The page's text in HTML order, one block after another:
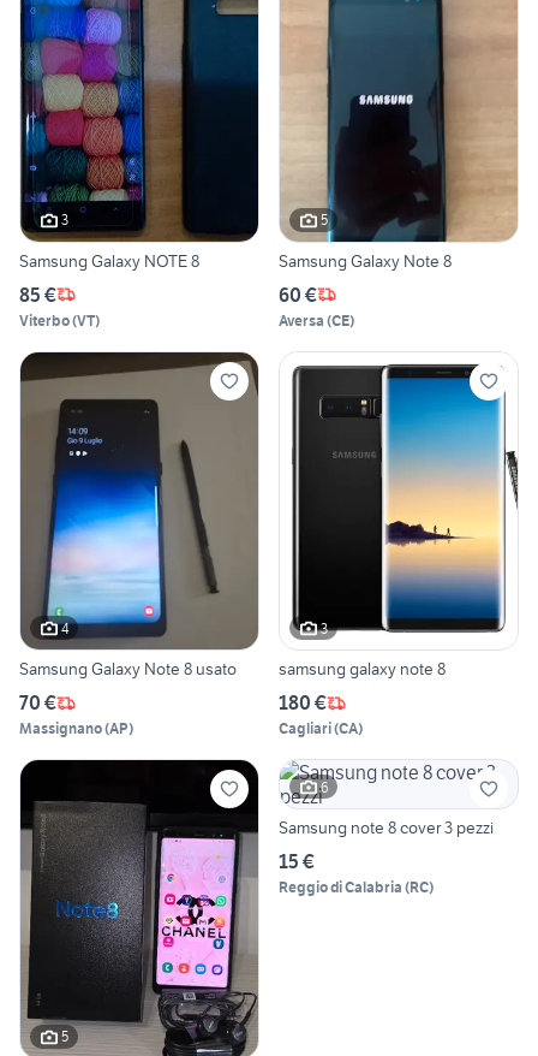
3
Samsung Galaxy NOTE 8
85 €
Viterbo(VT)
5
Samsung Galaxy Note 8
60 €
Aversa (CE)
4
Samsung Galaxy Note 8 usato
70 €
Massignano(AP)
3
samsung galaxy note 8
180 €
Cagliari(CA)
5
6
Samsung note 8 cover 3 pezzi
15 €
Reggio di Calabria (RC)